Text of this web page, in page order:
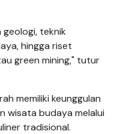
geologi, teknik
hingga riset
green mining," tutur
memiliki keunggulan
wisata budaya melalui
tradisional.